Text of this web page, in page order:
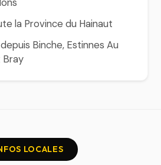
la Province du Hainaut
Binche, Estinnes Au
Bray
LOCALES